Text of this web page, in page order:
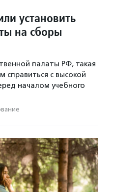
установить
на сборы
палаты РФ, такая
с высокой
началом учебного